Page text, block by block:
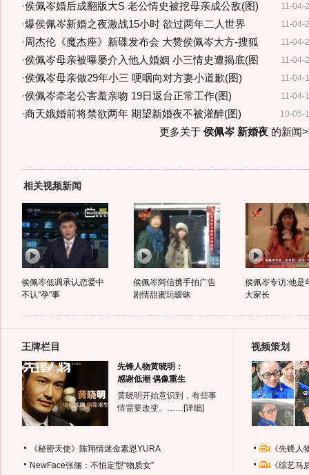
11-04-
·侯佩岑婚后成翻版大S 老公情史被挖母亲成公敌(图)
11-04-
·爆侯佩岑新婚之夜激战15小时 欲过两年二人世界
11-04-
·周杰伦《魔杰座》新碟发布会 大赞侯佩岑大方-搜狐
11-04-
·侯佩岑母亲被曝屡介入他人婚姻 小三情史遭揭底(图
11-04-
·侯佩岑母亲做29年小三 哽咽向对方妻小道歉(图)
11-04-
·侯佩岑牵老公害羞亲吻 19日返台正常工作(图)
10-05-
·商天娥婚前将禁欲两年 期望新婚夜不被灌醉(图)
更多关于 侯佩岑 新婚夜的新闻
相关视频新闻
侯佩岑低调承认恋爱中
不认"孕"事
侯佩岑阿信携手拍广告
剧情甜蜜玩暧昧
侯佩岑专访:他是
大家长
王牌栏目
先锋人物黄晓明：
感谢低潮 偶像重生
黄晓明开始意识到，有些事
情需要改变。…… [详细]
《秘密天使》陈翔情迷金素恩YURA
NewFace张俪：不怕定型“物质女”
视频策划
《先锋
《综艺